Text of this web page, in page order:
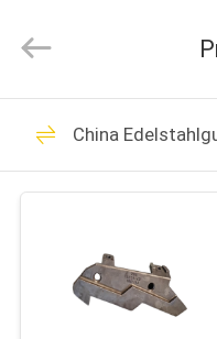
HAUSE
VIDEOS
Foundry
CO.,LTD.
Reserved.
Grey
China